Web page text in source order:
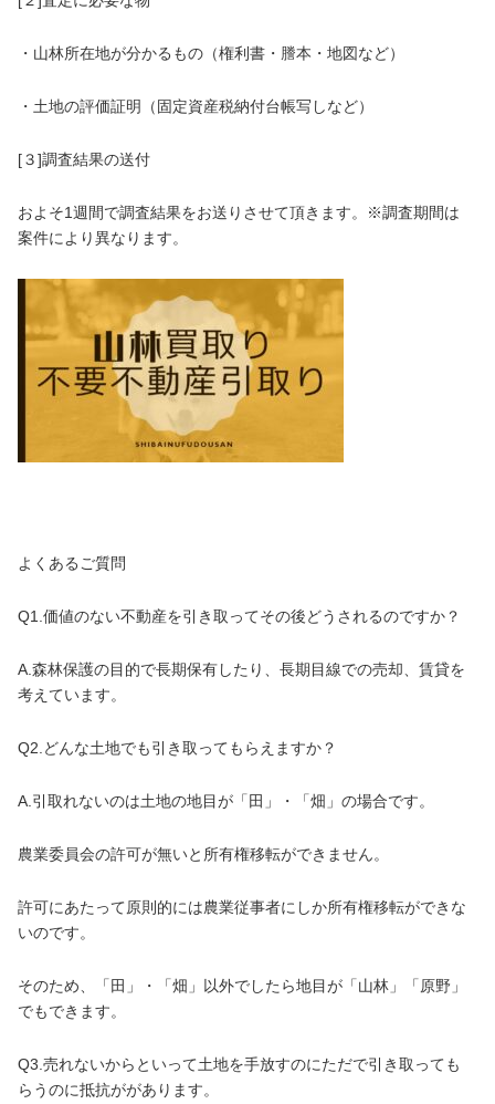
・山林所在地が分かるもの（権利書・謄本・地図など）
・土地の評価証明（固定資産税納付台帳写しなど）
[３]​調査結果の送付
およそ1週間で調査結果をお送りさせて頂きます。※調査期間は
案件により異なります。
よくあるご質問
Q1.価値のない不動産を引き取ってその後どうされるのですか？
A.森林保護の目的で長期保有したり、長期目線での売却、賃貸を
考えています。
Q2.どんな土地でも引き取ってもらえますか？
A.引取れないのは土地の地目が「田」・「畑」の場合です。
農業委員会の許可が無いと所有権移転ができません。
許可にあたって原則的には農業従事者にしか所有権移転ができな
いのです。
そのため、「田」・「畑」以外でしたら地目が「山林」「原野」
でもできます。
Q3.売れないからといって土地を手放すのにただで引き取っても
らうのに抵抗ががあります。